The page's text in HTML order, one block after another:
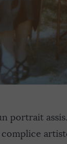
portrait